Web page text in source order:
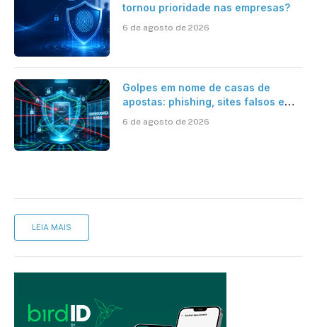
tornou prioridade nas empresas?
6 de agosto de 2026
Golpes em nome de casas de
apostas: phishing, sites falsos e
6 de agosto de 2026
LEIA MAIS